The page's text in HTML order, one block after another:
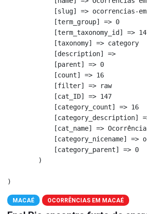
[slug] => ocorrencias-
            [term_group] => 0
[term_taxonomy_id] =>
            [taxonomy] => category
            [description] =>
            [parent] => 0
            [count] => 16
            [filter] => raw
            [cat_ID] => 147
            [category_count] => 16
[category_description]
[cat_name] =>
[category_nicename] =>
            [category_parent] => 0
        )
MACAÉ OCORRÊNCIAS EM MACAÉ